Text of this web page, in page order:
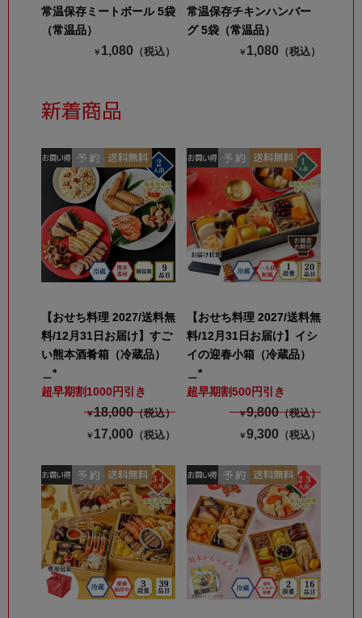
常温保存ミートボール 5袋
（常温品）
￥ 1,080 （税込）
常温保存チキンハンバー
グ 5袋（常温品）
￥ 1,080 （税込）
新着商品
【おせち料理 2027/送料無
料/12月31日お届け】すご
い熊本酒肴箱（冷蔵品）
＿*
超早期割1000円引き
￥18,000（税込）
￥ 17,000 （税込）
【おせち料理 2027/送料無
料/12月31日お届け】イシ
イの迎春小箱（冷蔵品）
＿*
超早期割500円引き
￥9,800（税込）
￥9,300 （税込）